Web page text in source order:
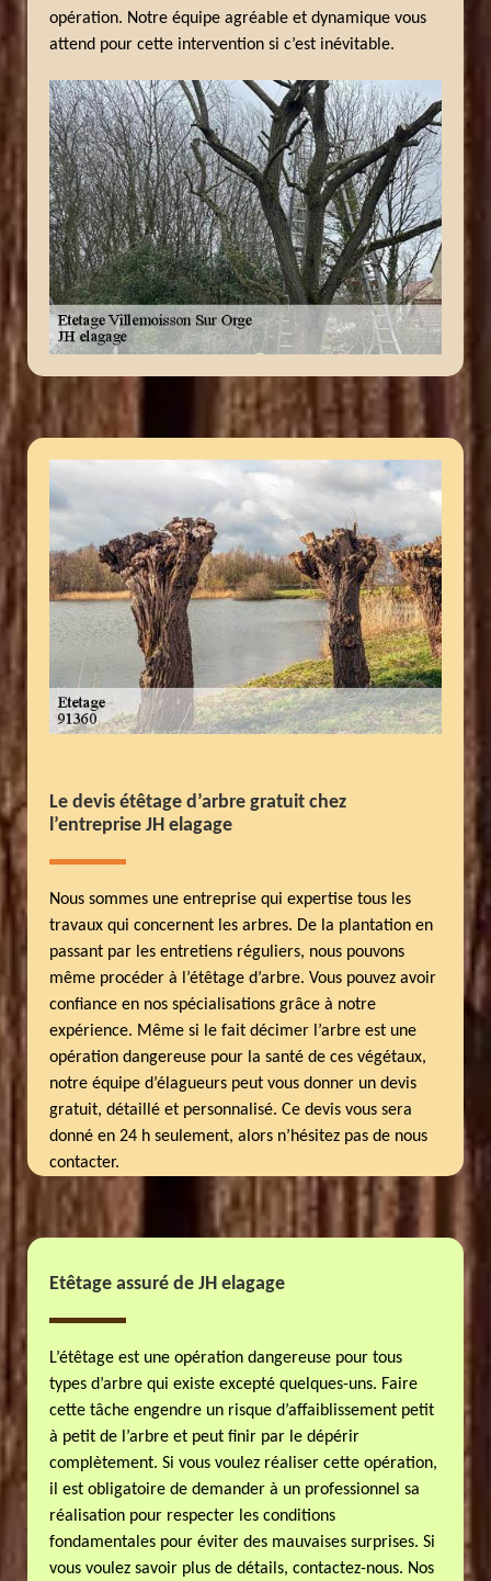
opération. Notre équipe agréable et dynamique vous
attend pour cette intervention si c’est inévitable.
Le devis étêtage d’arbre gratuit chez
l’entreprise JH elagage
Nous sommes une entreprise qui expertise tous les
travaux qui concernent les arbres. De la plantation en
passant par les entretiens réguliers, nous pouvons
même procéder à l’étêtage d’arbre. Vous pouvez avoir
confiance en nos spécialisations grâce à notre
expérience. Même si le fait décimer l’arbre est une
opération dangereuse pour la santé de ces végétaux,
notre équipe d’élagueurs peut vous donner un devis
gratuit, détaillé et personnalisé. Ce devis vous sera
donné en 24 h seulement, alors n’hésitez pas de nous
contacter.
Etêtage assuré de JH elagage
L’étêtage est une opération dangereuse pour tous
types d’arbre qui existe excepté quelques-uns. Faire
cette tâche engendre un risque d’affaiblissement petit
à petit de l’arbre et peut finir par le dépérir
complètement. Si vous voulez réaliser cette opération,
il est obligatoire de demander à un professionnel sa
réalisation pour respecter les conditions
fondamentales pour éviter des mauvaises surprises. Si
vous voulez savoir plus de détails, contactez-nous. Nos